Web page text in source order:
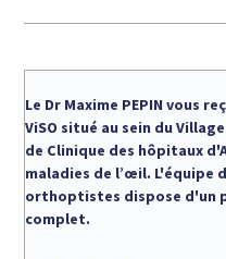
Le Dr Maxime PEPIN vous
ViSO situé au sein du
de Clinique des hôpitaux
maladies de l’œil. L'équipe
orthoptistes dispose d'un
complet.